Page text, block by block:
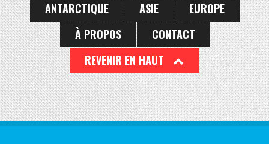
ANTARCTIQUE
ASIE
EUROPE
À PROPOS
CONTACT
REVENIR EN HAUT